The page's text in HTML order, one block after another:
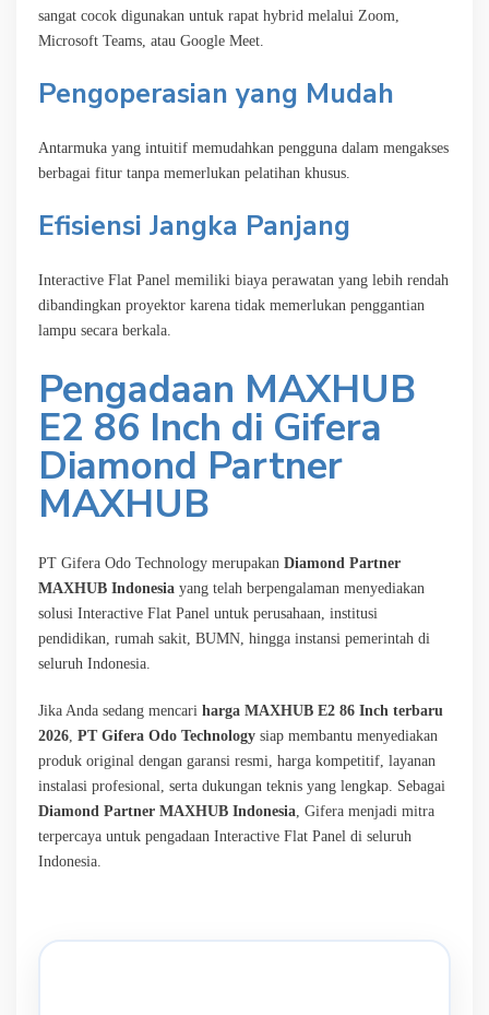
sangat cocok digunakan untuk rapat hybrid melalui Zoom,
Microsoft Teams, atau Google Meet.
Pengoperasian yang Mudah
Antarmuka yang intuitif memudahkan pengguna dalam mengakses
berbagai fitur tanpa memerlukan pelatihan khusus.
Efisiensi Jangka Panjang
Interactive Flat Panel memiliki biaya perawatan yang lebih rendah
dibandingkan proyektor karena tidak memerlukan penggantian
lampu secara berkala.
Pengadaan MAXHUB
E2 86 Inch di Gifera
Diamond Partner
MAXHUB
PT Gifera Odo Technology merupakan Diamond Partner
MAXHUB Indonesia yang telah berpengalaman menyediakan
solusi Interactive Flat Panel untuk perusahaan, institusi
pendidikan, rumah sakit, BUMN, hingga instansi pemerintah di
seluruh Indonesia.
Jika Anda sedang mencari harga MAXHUB E2 86 Inch terbaru
2026 PT Gifera Odo Technology siap membantu menyediakan
produk original dengan garansi resmi, harga kompetitif, layanan
instalasi profesional, serta dukungan teknis yang lengkap. Sebagai
Diamond Partner MAXHUB Indonesia , Gifera menjadi mitra
terpercaya untuk pengadaan Interactive Flat Panel di seluruh
Indonesia.